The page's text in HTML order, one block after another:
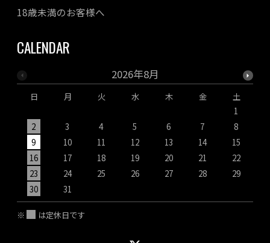
18歳未満のお客様へ
CALENDAR
2026年8月
日 月 火 水 木 金
土
1
2
3 4 5 6 7
8
9
10 11 12 13 14
15
16
17 18 19 20 21
22
23
24 25 26 27 28
29
30
31
※ は定休日です